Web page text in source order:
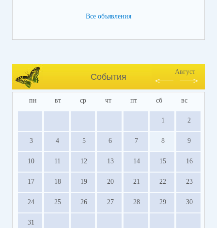
Способы подачи заявлений:
использованием АИС «Зачисление в
занесением заявления в электронной форме,
посредством единого портала государственных
услуг (ЕПГУ).
документов на свободные места (
лично
Все объявления
События
Август
пн вт ср чт пт сб вс
1 2
3 4 5 6 7 8 9
10 11 12 13 14 15 16
17 18 19 20 21 22 23
24 25 26 27 28 29 30
31